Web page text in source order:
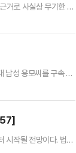
거로 사실상 무기한 연
반인들이 제기한 것으
남성 용모씨를 구속 상
1년 안팎의 징역형이
시작될 전망이다. 법조